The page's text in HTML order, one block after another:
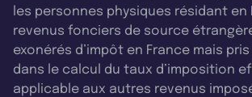
les personnes physiques résidant en
revenus fonciers de source
exonérés d’impôt en France mais
dans le calcul du taux d’imposition
applicable aux autres revenus